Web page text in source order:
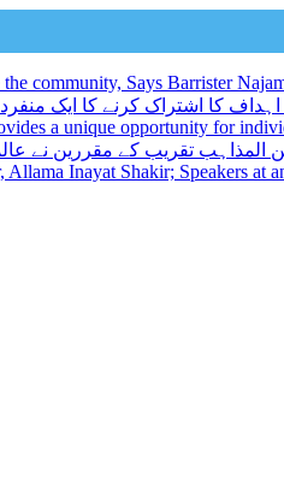
community, Says Barrister
a unique opportunity for
تقریب کے مقررین نے
Allama Inayat Shakir; Speakers